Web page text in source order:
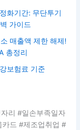
화기간: 무단투기
가이드
매출액 제한 해제!
총정리
보험료 기준
리 #일손부족일자
드 #제조업취업 #